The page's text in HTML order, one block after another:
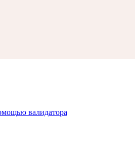
валидатора